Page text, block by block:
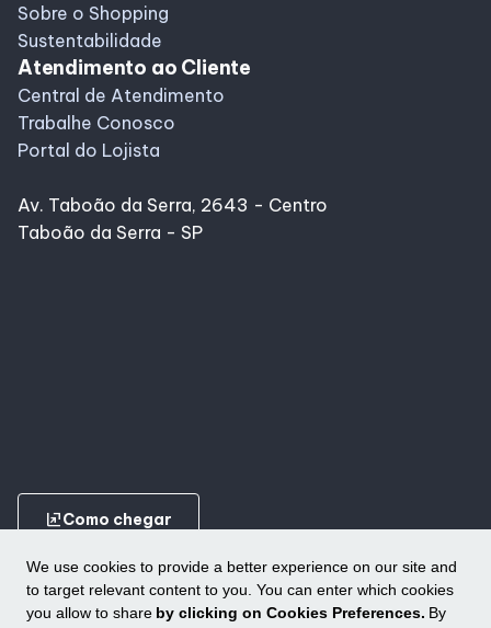
We use cookies to provide a better experience on our site and
to target relevant content to you. You can enter which cookies
you allow to share by clicking on Cookies Preferences. By
Sobre o Shopping
Sustentabilidade
Atendimento ao Cliente
Central de Atendimento
Trabalhe Conosco
Portal do Lojista
Av. Taboão da Serra, 2643 - Centro
Taboão da Serra - SP
ungroupComo chegar